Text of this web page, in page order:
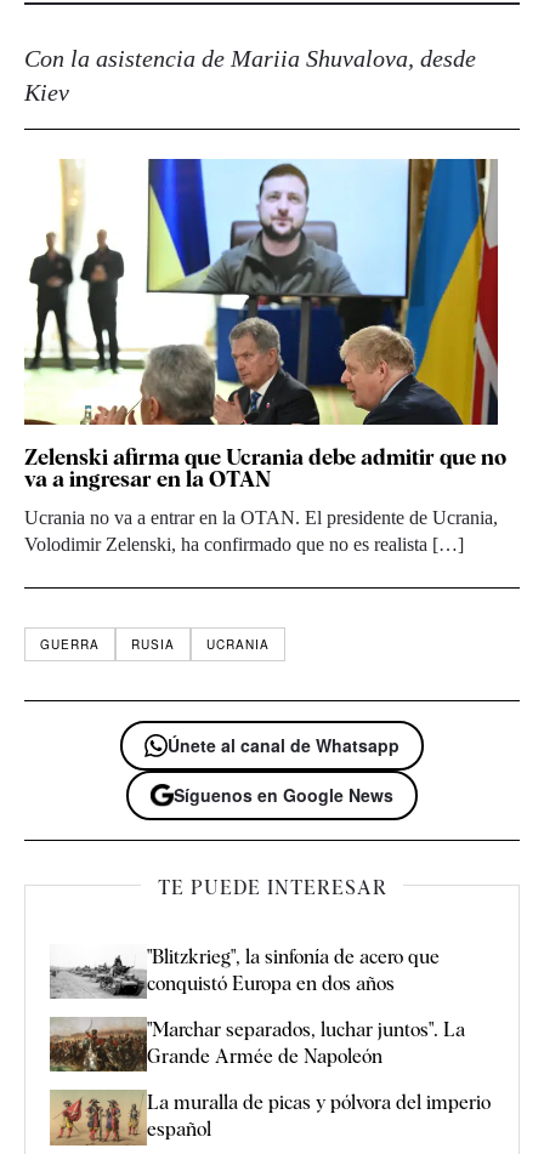
Con la asistencia de Mariia Shuvalova, desde
Kiev
Zelenski afirma que Ucrania debe admitir que no
va a ingresar en la OTAN
Ucrania no va a entrar en la OTAN. El presidente de Ucrania,
Volodimir Zelenski, ha confirmado que no es realista […]
GUERRA RUSIA UCRANIA
Únete al canal de Whatsapp
Síguenos en Google News
TE PUEDE INTERESAR
"Blitzkrieg", la sinfonía de acero que
conquistó Europa en dos años
"Marchar separados, luchar juntos". La
Grande Armée de Napoleón
La muralla de picas y pólvora del imperio
español